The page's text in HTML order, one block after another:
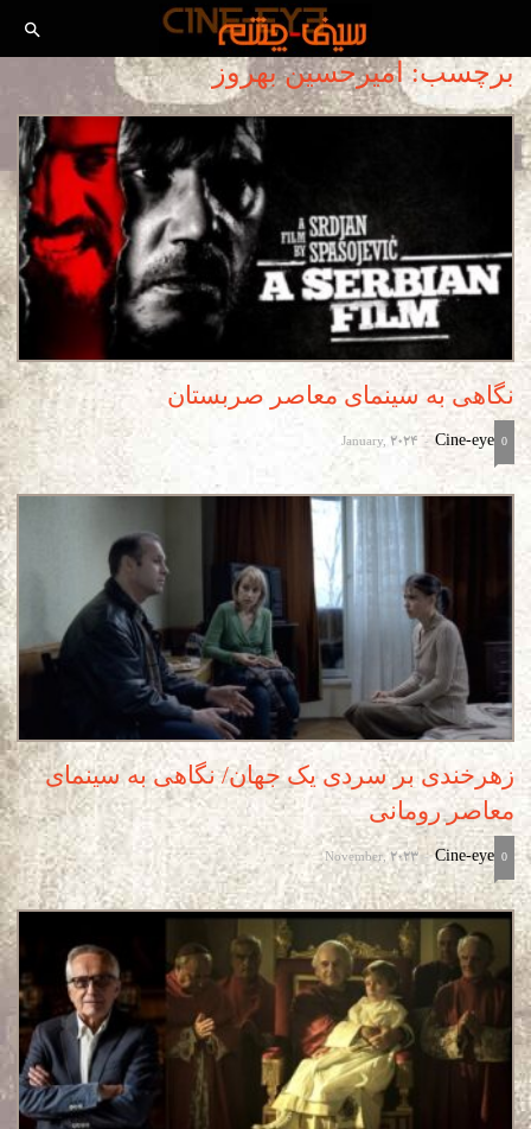
برچسب: امیرحسین بهروز
نگاهی به سینمای معاصر صربستان
Cine-eye
-
January, 2024 0
زهرخندی بر سردی یک جهان/ نگاهی به سینمای
معاصر رومانی
Cine-eye
-
November, 2023 0